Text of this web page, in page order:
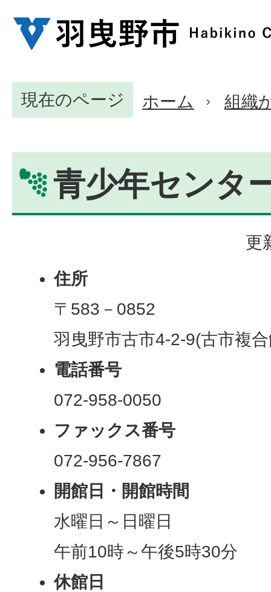
現在のページ ホーム 組織
青少年センタ
更
住所
〒583－0852
羽曳野市古市4-2-9(古市複
電話番号
072-958-0050
ファックス番号
072-956-7867
開館日・開館時間
水曜日～日曜日
午前10時～午後5時30分
休館日